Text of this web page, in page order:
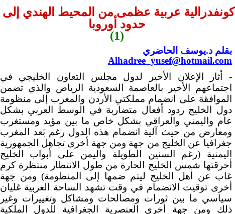
كونفدرالية عربية عظمى من المحيط الهندي إلى
حدود أوروبا
(1)
بقلم د.يوسف الحاضري
Alhadree_yusef@hotmail.com
- أثار الإعلان الأخير لدول مجلس التعاون الخليجي في
اجتماعهم الأخير بالعاصمة السعودية الرياض والذي تضمن
الموافقة على انضمام مملكتي الأردن والمغرب إلى منظومة
دول الخليج ردود أفعال متضاربة في الوسط العربي بشكل
عام واليمني والعراقي بشكل خاص ما بين مؤيد ومستغرب
ومعارض من حيث آلية انضمام هذه الدول رغم بَعد المغرب
جغرافيا عن الخليج من جهة ومن جهة أخرى تجاهل الجمهورية
اليمنية (رغم السنين الطويلة واليمن على أبواب الخليج
أحرقتها شمس الخليج الحارة من طول الانتظار منتظرة كرم
غاب عن أهل الخليج ليتم ضمها إلى المنظومة) ومن جهة
أخرى توقيت الانضمام في وقت تشهد الساحة العربية غليان
سياسي ما بين ثورات ومصالحات ومشاكل وتغييرات وغير
ذلك ومن جهة أخرى العنصرية الجغرافية للدول الملكية